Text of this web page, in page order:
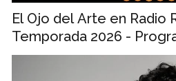
El Ojo del Arte en Radio
Temporada 2026 -